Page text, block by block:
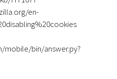
en-
bin/answer.py?